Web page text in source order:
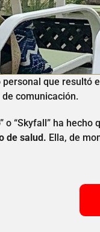
que resultó
comunicación.
o “Skyfall” ha hecho
de salud. Ella, de